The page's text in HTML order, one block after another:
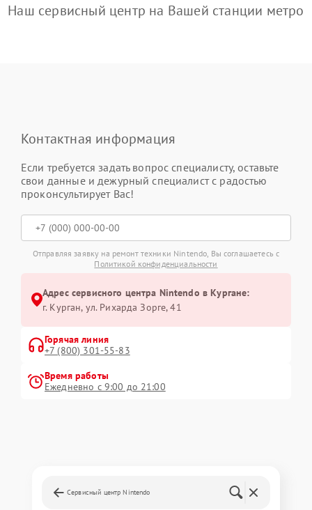
Наш сервисный центр на Вашей станции метро
Контактная информация
Если требуется задать вопрос специалисту, оставьте
свои данные и дежурный специалист с радостью
проконсультирует Вас!
Отправляя заявку на ремонт техники Nintendo, Вы соглашаетесь с
Политикой конфиденциальности
Адрес сервисного центра Nintendo в Кургане:
г. Курган, ул. Рихарда Зорге, 41
Горячая линия
+7 (800) 301-55-83
Время работы
Ежедневно с 9:00 до 21:00
Сервисный центр Nintendo